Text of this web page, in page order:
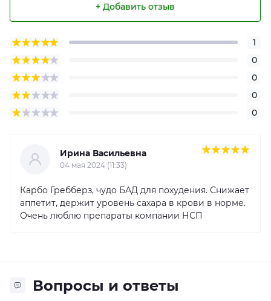
+ Добавить отзыв
1
0
0
0
0
Ирина Васильевна
04 мая 2024 (11:33)
Карбо Гребберз, чудо БАД для похудения. Снижает
аппетит, держит уровень сахара в крови в норме.
Очень люблю препараты компании НСП
Вопросы и ответы